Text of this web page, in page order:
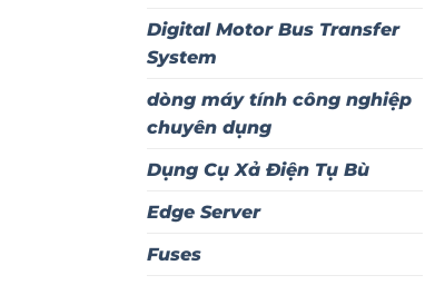
Digital Motor Bus Transfer
System
dòng máy tính công nghiệp
chuyên dụng
Dụng Cụ Xả Điện Tụ Bù
Edge Server
Fuses